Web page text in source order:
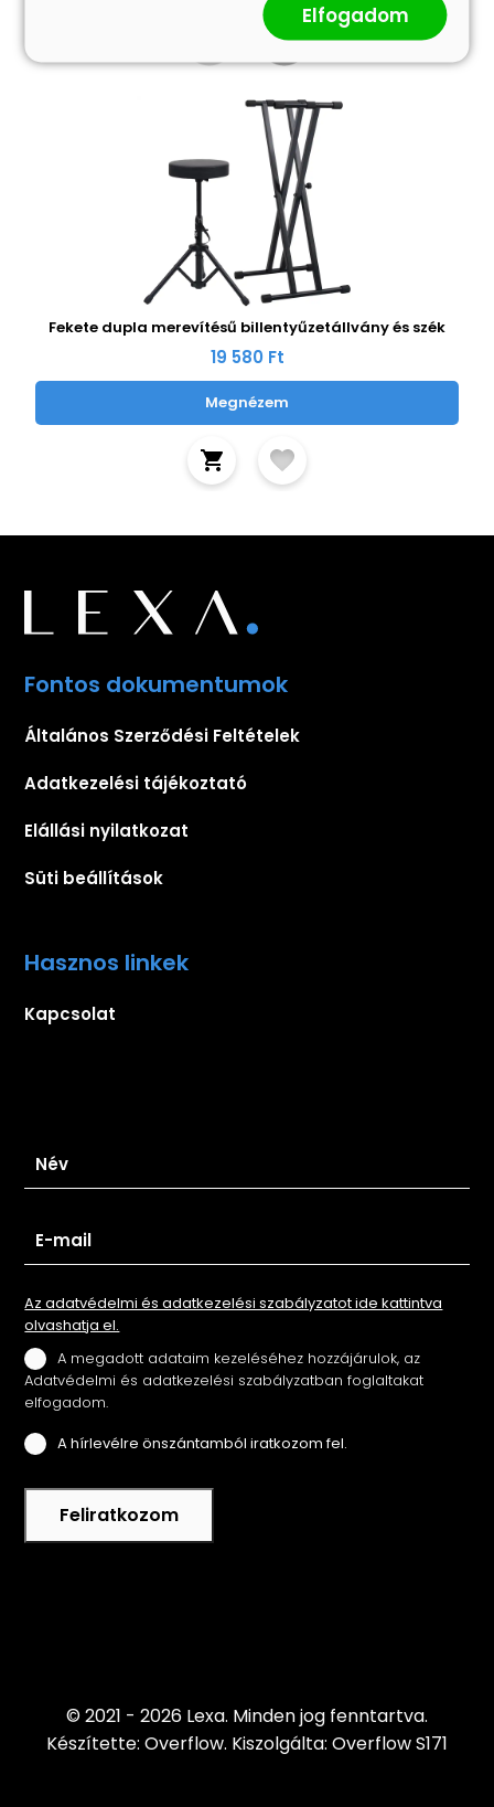
Fekete dupla merevítésű billentyűzetállvány és szék
19 580 Ft
Megnézem
Fontos dokumentumok
Általános Szerződési Feltételek
Adatkezelési tájékoztató
Elállási nyilatkozat
Süti beállítások
Hasznos linkek
Kapcsolat
Az adatvédelmi és adatkezelési szabályzatot ide kattintva
olvashatja el.
A megadott adataim kezeléséhez hozzájárulok, az
Adatvédelmi és adatkezelési szabályzatban foglaltakat
elfogadom.
A hírlevélre önszántamból iratkozom fel.
Feliratkozom
© 2021 - 2026 Lexa. Minden jog fenntartva.
Készítette: Overflow. Kiszolgálta: Overflow S171
Elfogadom